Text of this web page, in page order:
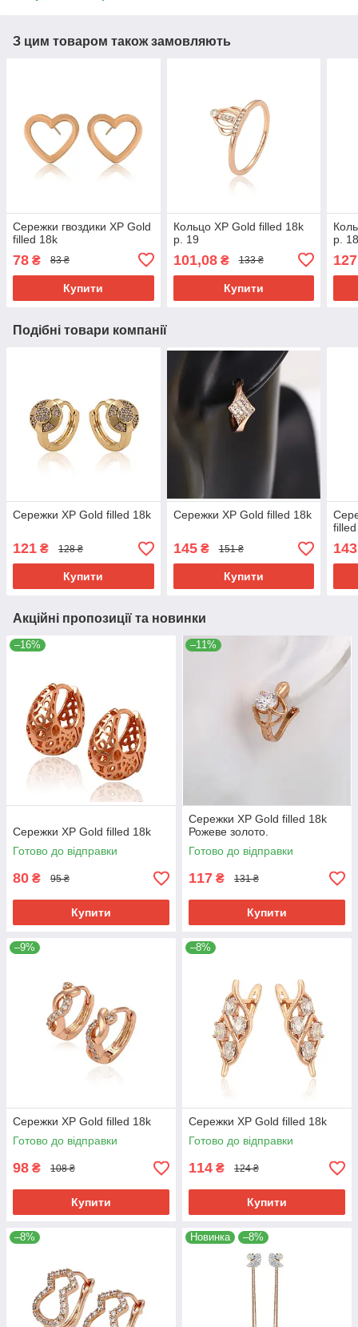
З цим товаром також замовляють
Сережки гвоздики ХР Gold
filled 18k
78 ₴ 83 ₴
Купити
Кольцо ХР Gold filled 18k
р. 19
101,08₴ 133 ₴
Купити
р.
Подібні товари компанії
Сережки ХР Gold filled 18k
121 ₴ 128 ₴
Купити
Сережки ХР Gold filled 18k
145₴ 151 ₴
Купити
143
Акційні пропозиції та новинки
–16%
Сережки ХР Gold filled 18k
Готово до відправки
80 ₴ 95 ₴
Купити
–11%
Сережки ХР Gold filled 18k
Рожеве золото.
Готово до відправки
117 ₴ 131 ₴
Купити
–9%
Сережки ХР Gold filled 18k
Готово до відправки
98 ₴ 108 ₴
Купити
–8%
Сережки ХР Gold filled 18k
Готово до відправки
114 ₴ 124 ₴
Купити
–8% Новинка –8%